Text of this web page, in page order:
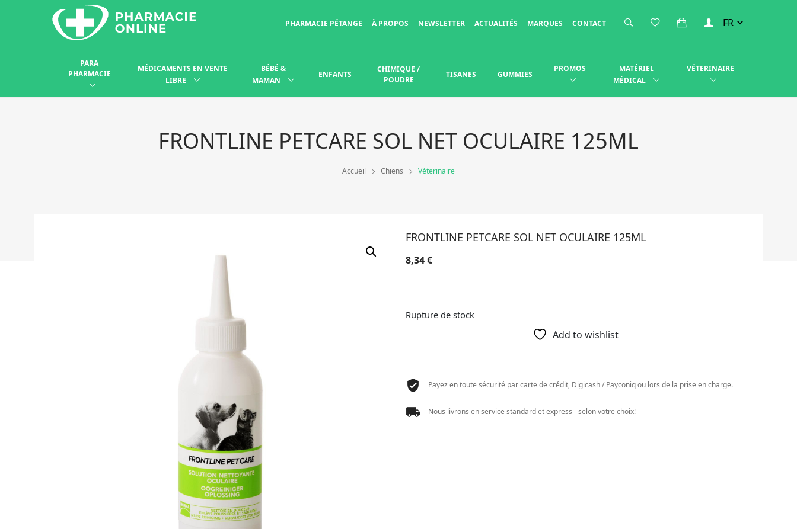
PHARMACIE PÉTANGE À PROPOS NEWSLETTER ACTUALITÉS MARQUES CONTACT
PARA
PHARMACIE
MÉDICAMENTS EN VENTE
LIBRE
BÉBÉ &
MAMAN
ENFANTS
CHIMIQUE /
POUDRE
TISANES GUMMIES
PROMOS
MATÉRIEL
MÉDICAL
VÉTERINAIRE
FRONTLINE PETCARE SOL NET OCULAIRE 125ML
Accueil Chiens Véterinaire
FRONTLINE PETCARE SOL NET OCULAIRE 125ML
8,34€
Rupture de stock
Add to wishlist
Payez en toute sécurité par carte de crédit, Digicash / Payconiq ou lors de la prise en charge.
Nous livrons en service standard et express - selon votre choix!